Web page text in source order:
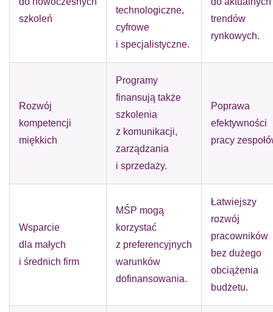
szkoleń
technologiczne,
cyfrowe
i specjalistyczne.
trendów
rynkowych.
Rozwój
kompetencji
miękkich
Programy
finansują także
szkolenia
z komunikacji,
zarządzania
i sprzedaży.
Poprawa
efektywności
pracy
Wsparcie
dla małych
i średnich firm
MŚP mogą
korzystać
z preferencyjnych
warunków
dofinansowania.
Łatwiejszy
rozwój
pracowników
bez dużego
obciążenia
budżetu.